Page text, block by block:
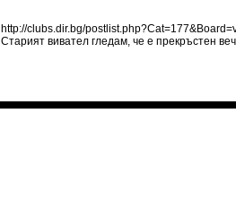
http://clubs.dir.bg/
Старият вивател гледам, че е прекръстен